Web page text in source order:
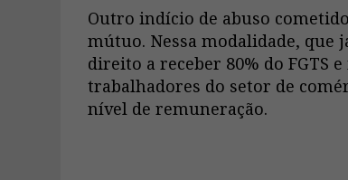
Outro indício de abuso
mútuo. Nessa modalidade, que
direito a receber 80% do FGTS
trabalhadores do setor de
nível de remuneração.